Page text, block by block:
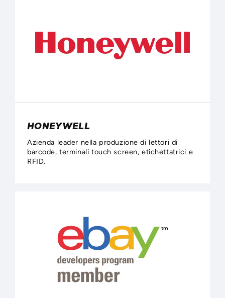
HONEYWELL
Azienda leader nella produzione di lettori di
barcode, terminali touch screen, etichettatrici e
RFID.